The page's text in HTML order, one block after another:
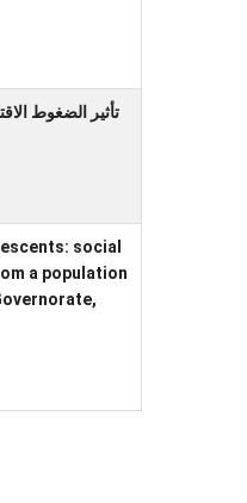
تأثير الضغوط
social
a population